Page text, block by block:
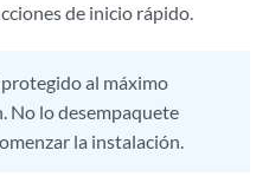
de inicio rápido.
protegido al máximo
No lo desempaquete
la instalación.